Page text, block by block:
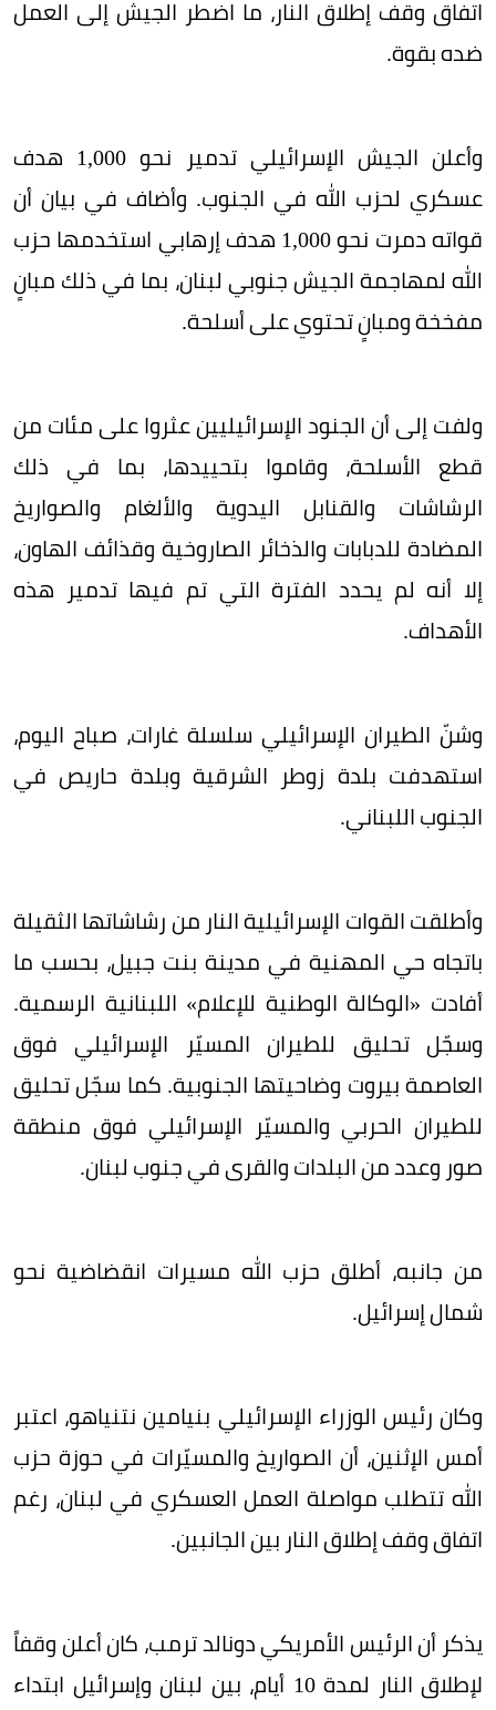
اتفاق وقف إطلاق النار، ما اضطر الجيش إلى العمل
ضده بقوة.
وأعلن الجيش الإسرائيلي تدمير نحو 1,000 هدف
عسكري لحزب الله في الجنوب. وأضاف في بيان أن
قواته دمرت نحو 1,000 هدف إرهابي استخدمها حزب
الله لمهاجمة الجيش جنوبي لبنان، بما في ذلك مبانٍ
مفخخة ومبانٍ تحتوي على أسلحة.
ولفت إلى أن الجنود الإسرائيليين عثروا على مئات من
قطع الأسلحة، وقاموا بتحييدها، بما في ذلك
الرشاشات والقنابل اليدوية والألغام والصواريخ
المضادة للدبابات والذخائر الصاروخية وقذائف الهاون،
إلا أنه لم يحدد الفترة التي تم فيها تدمير هذه
الأهداف.
وشنّ الطيران الإسرائيلي سلسلة غارات، صباح اليوم،
استهدفت بلدة زوطر الشرقية وبلدة حاريص في
الجنوب اللبناني.
وأطلقت القوات الإسرائيلية النار من رشاشاتها الثقيلة
باتجاه حي المهنية في مدينة بنت جبيل، بحسب ما
أفادت «الوكالة الوطنية للإعلام» اللبنانية الرسمية.
وسجّل تحليق للطيران المسيّر الإسرائيلي فوق
العاصمة بيروت وضاحيتها الجنوبية. كما سجّل تحليق
للطيران الحربي والمسيّر الإسرائيلي فوق منطقة
صور وعدد من البلدات والقرى في جنوب لبنان.
من جانبه، أطلق حزب الله مسيرات انقضاضية نحو
شمال إسرائيل.
وكان رئيس الوزراء الإسرائيلي بنيامين نتنياهو، اعتبر
أمس الإثنين، أن الصواريخ والمسيّرات في حوزة حزب
الله تتطلب مواصلة العمل العسكري في لبنان، رغم
اتفاق وقف إطلاق النار بين الجانبين.
يذكر أن الرئيس الأمريكي دونالد ترمب، كان أعلن وقفاً
لإطلاق النار لمدة 10 أيام، بين لبنان وإسرائيل ابتداء